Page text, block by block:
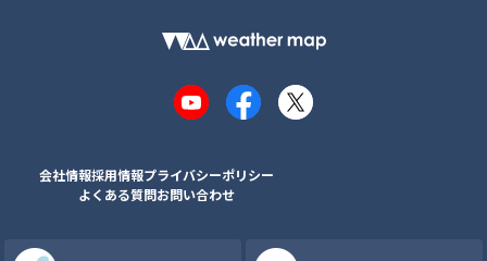
YouTubeFacebook
X
会社情報採用情報プライバシーポリシー
よくある質問お問い合わせ